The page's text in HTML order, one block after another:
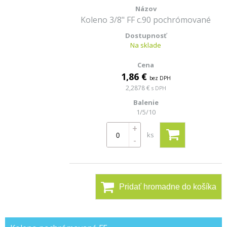
Koleno 3/8" FF c.90 pochrómované
Na sklade
1,86 € bez DPH
2,2878 € s DPH
1/5/10
+
-
ks
Pridať hromadne do košíka